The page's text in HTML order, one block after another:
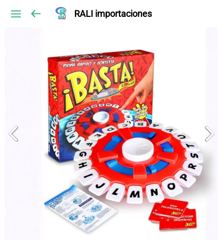
RALI importaciones